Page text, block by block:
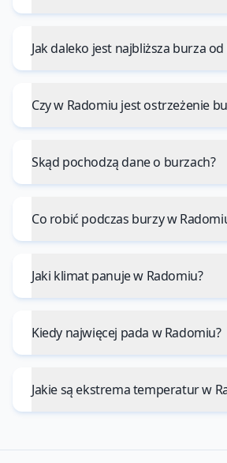
Jak daleko jest najbliższa burza
Czy w Radomiu jest ostrzeżenie
Skąd pochodzą dane o burzach?
Co robić podczas burzy w
Jaki klimat panuje w Radomiu?
Kiedy najwięcej pada w Radomiu?
Jakie są ekstrema temperatur w